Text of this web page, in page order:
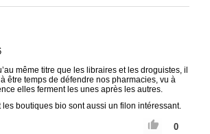
même titre que les libraires et les droguistes, il
être temps de défendre nos pharmacies, vu à
elles ferment les unes après les autres.
les boutiques bio sont aussi un filon intéressant.
0